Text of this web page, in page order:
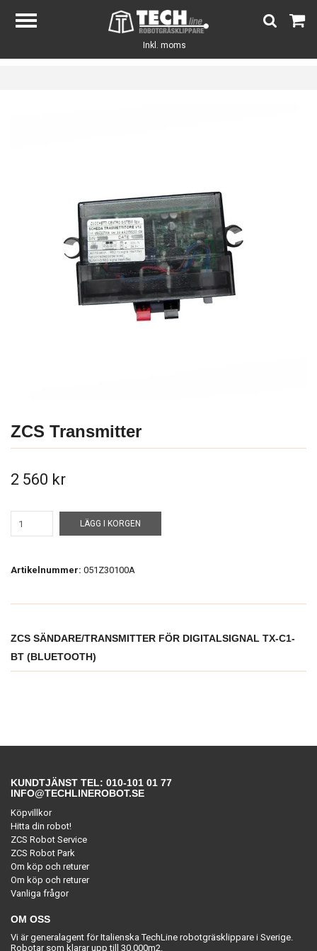
Inkl. moms
ZCS Transmitter
2 560 kr
LÄGG I KORGEN
Artikelnummer: 051Z30100A
ZCS SÄNDARE/TRANSMITTER FÖR DIGITALSIGNAL TX-C1-
BT (BLUETOOTH)
KUNDTJÄNST TEL: 010-101 01 77
INFO@TECHLINEROBOT.SE
Köpvillkor
Hitta din robot!
ZCS Robot Service
ZCS Robot Park
Om köp och returer
Om köp och returer
Vanliga frågor
OM OSS
Vi är generalagent för Italienska TechLine robotgräsklippare i Sverige.
Robotar som klarar upp till 30.000m2.